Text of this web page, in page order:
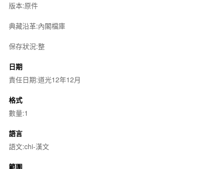
版本:原件
典藏沿革:內閣檔庫
保存狀況:整
日期
責任日期:道光12年12月
格式
數量:1
語言
語文:chi-漢文
範圍